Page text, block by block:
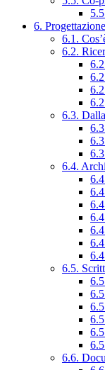
6.
6.1.
6.2.
6.3.
6.4.
6.5.
6.6.